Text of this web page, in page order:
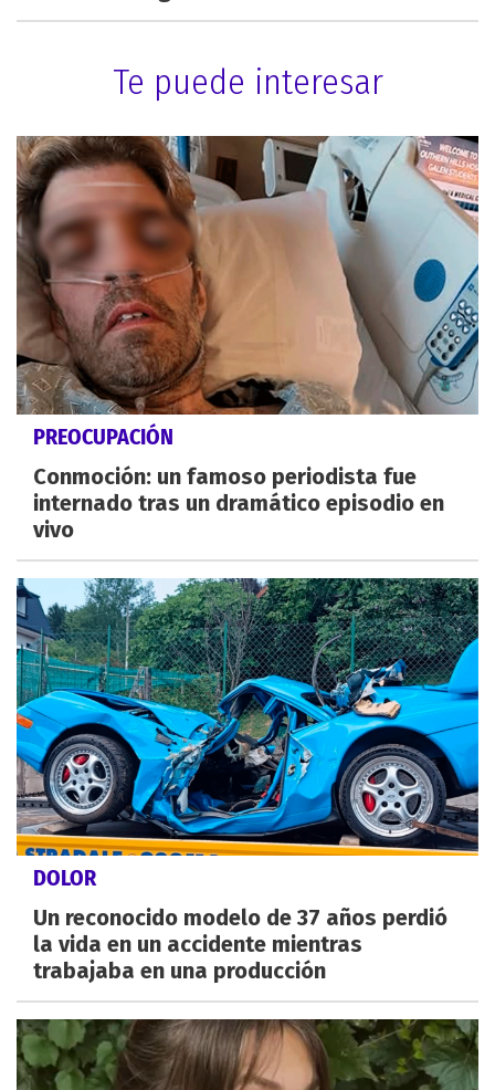
Te puede interesar
PREOCUPACIÓN
Conmoción: un famoso periodista fue
internado tras un dramático episodio en
vivo
DOLOR
Un reconocido modelo de 37 años perdió
la vida en un accidente mientras
trabajaba en una producción